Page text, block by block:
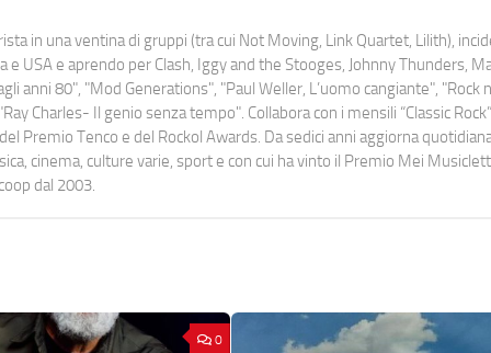
in una ventina di gruppi (tra cui Not Moving, Link Quartet, Lilith),
USA e aprendo per Clash, Iggy and the Stooges, Johnny Thunders,
anni 80", "Mod Generations", "Paul Weller, L’uomo cangiante", "Rock
Charles- Il genio senza tempo". Collabora con i mensili “Classic
Premio Tenco e del Rockol Awards. Da sedici anni aggiorna
cinema, culture varie, sport e con cui ha vinto il Premio Mei
dal 2003.
0